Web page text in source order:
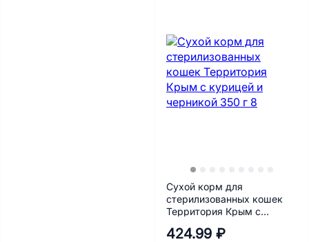
Сухой корм для
стерилизованных кошек
Территория Крым с
424.99 ₽